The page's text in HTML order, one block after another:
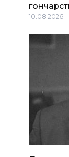
10.08.2026